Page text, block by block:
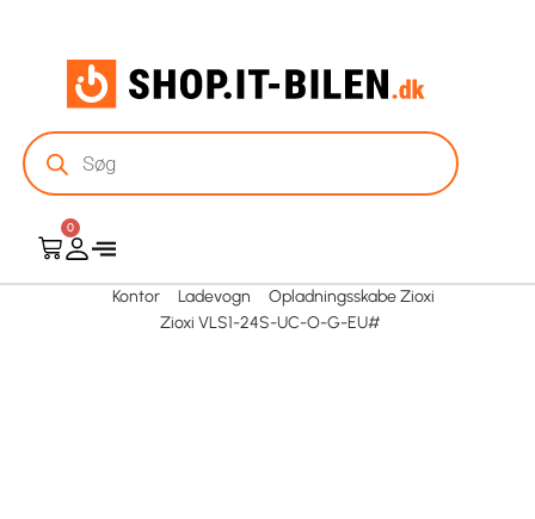
0
Kontor Ladevogn
Opladningsskabe Zioxi
Zioxi VLS1-24S-UC-O-G-EU#